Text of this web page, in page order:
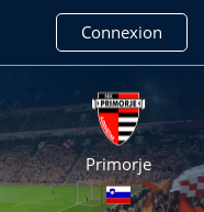
Connexion
Primorje